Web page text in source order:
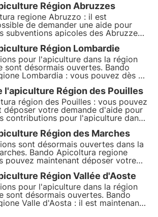
Région Abruzzes
regione Abruzzo : il est
de demander une aide pour
subventions apicoles des Abruzzes.
les formes associées et les
recherche peuvent déposer une
jusqu'au 20 décembre 2021.
Région Lombardie
pour l'apiculture dans la région
sont désormais ouvertes. Bando
Lombardia : vous pouvez dès à
votre demande d'aide pour
contributions pour l'apiculture en
vous avez jusqu'au 20 janvier 2022.
l'apiculture Région des Pouilles
région des Pouilles : vous pouvez
déposer votre demande d'aide pour
contributions pour l'apiculture dans
vous avez jusqu'au 31 janvier 2022.
Région des Marches
sont désormais ouvertes dans la
Bando Apicoltura regione
pouvez maintenant déposer votre
pour bénéficier des contributions
dans la région des Marches et
21 janvier 2022.
Région Vallée d'Aoste
pour l'apiculture dans la région
sont désormais ouvertes. Bando
Valle d'Aosta : il est maintenant
votre demande pour